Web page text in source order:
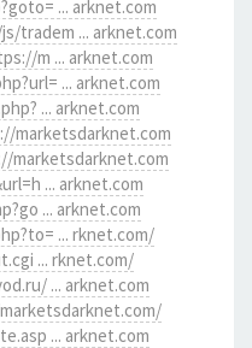
... arknet.com
tradem ... arknet.com
m ... arknet.com
... arknet.com
... arknet.com
marketsdarknet.com
marketsdarknet.com
... arknet.com
... arknet.com
... rknet.com/
... rknet.com/
... arknet.com
... arknet.com